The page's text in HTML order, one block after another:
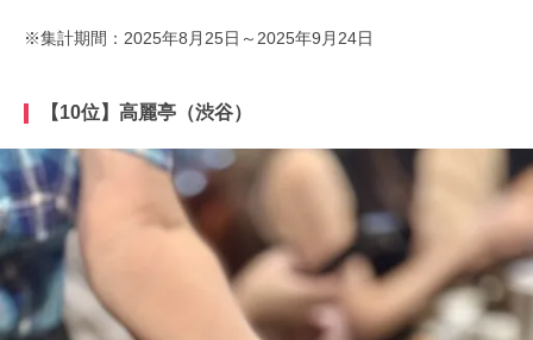
※集計期間：2025年8月25日～2025年9月24日
【10位】高麗亭（渋谷）